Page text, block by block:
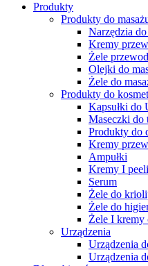
Produkty
Produkty do
Narzędzia do
Kremy
Żele
Olejki do
Żele do
Produkty do
Kapsułki do
Maseczki do
Produkty do
Kremy
Ampułki
Kremy I
Serum
Żele do
Żele do
Żele I kremy
Urządzenia
Urządzenia
Urządzenia